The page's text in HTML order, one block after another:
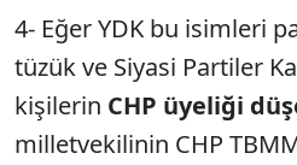
4- Eğer YDK bu isimleri
tüzük ve Siyasi Partiler
kişilerin CHP üyeliği
milletvekilinin CHP